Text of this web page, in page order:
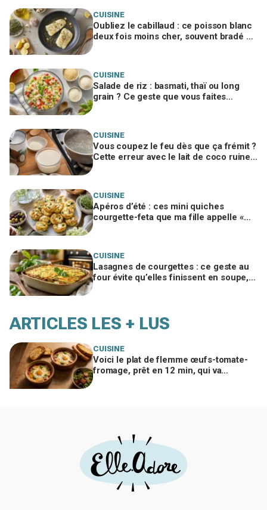
CUISINE
Oubliez le cabillaud : ce poisson blanc
deux fois moins cher, souvent bradé en
CUISINE
Salade de riz : basmati, thaï ou long
grain ? Ce geste que vous faites
CUISINE
Vous coupez le feu dès que ça frémit ?
Cette erreur avec le lait de coco ruine
CUISINE
Apéros d’été : ces mini quiches
courgette-feta que ma fille appelle «
CUISINE
Lasagnes de courgettes : ce geste au
four évite qu’elles finissent en soupe,
ARTICLES LES + LUS
CUISINE
Voici le plat de flemme œufs-tomate-
fromage, prêt en 12 min, qui va